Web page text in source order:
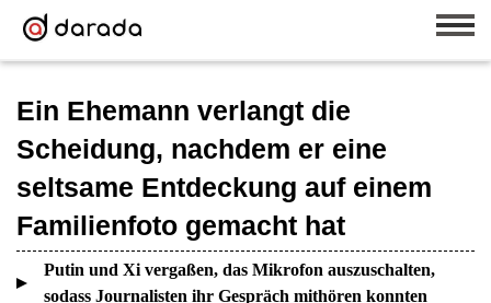
Ein Ehemann verlangt die
Scheidung, nachdem er eine
seltsame Entdeckung auf einem
Familienfoto gemacht hat
Putin und Xi vergaßen, das Mikrofon auszuschalten,
sodass Journalisten ihr Gespräch mithören konnten